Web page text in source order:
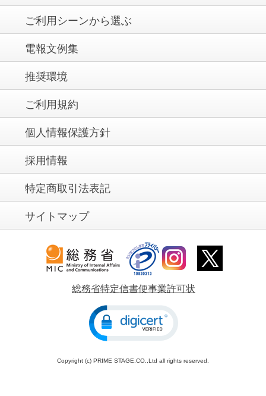
ご利用シーンから選ぶ
電報文例集
推奨環境
ご利用規約
個人情報保護方針
採用情報
特定商取引法表記
サイトマップ
総務省特定信書便事業許可状
Copyright (c) PRIME STAGE.CO.,Ltd all rights reserved.